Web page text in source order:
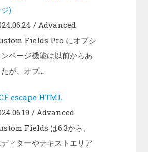
)
/ Advanced
Fields Pro にオプシ
ンページ機能は以前からあ
が、オプ...
escape HTML
/ Advanced
Fields は6.3から、
ィターやテキストエリア